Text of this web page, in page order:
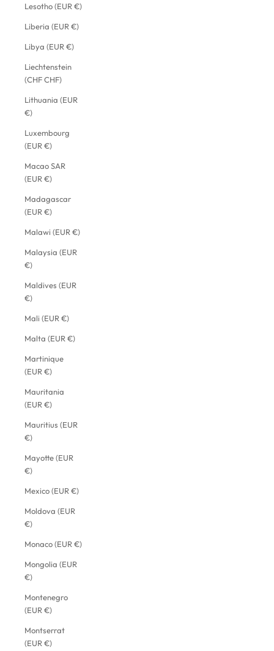
Lesotho (EUR €)
Liberia (EUR €)
Libya (EUR €)
Liechtenstein
(CHF CHF)
Lithuania (EUR
€)
Luxembourg
(EUR €)
Macao SAR
(EUR €)
Madagascar
(EUR €)
Malawi (EUR €)
Malaysia (EUR
€)
Maldives (EUR
€)
Mali (EUR €)
Malta (EUR €)
Martinique
(EUR €)
Mauritania
(EUR €)
Mauritius (EUR
€)
Mayotte (EUR
€)
Mexico (EUR €)
Moldova (EUR
€)
Monaco (EUR €)
Mongolia (EUR
€)
Montenegro
(EUR €)
Montserrat
(EUR €)